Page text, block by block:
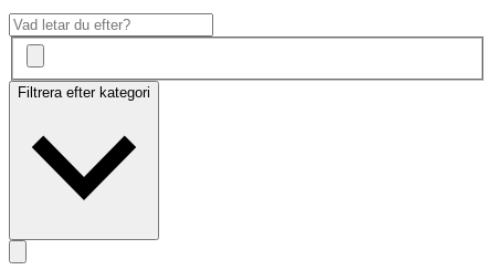
Filtrera efter kategori